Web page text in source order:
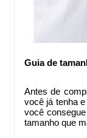
Guia de
Antes de
você já tenha
você
tamanho que